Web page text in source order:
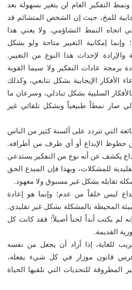
التفكير العام لن يتغير بسهولة بعد
للمخ، حيث إن الشخص المتشائم قد
اتجاه النمط التشاؤمي. ولا يعني هذا
وإنما إمكانية التغيير متاحة ولو بشكل
لإحداث هذا النوع من التغيير.
برمجة عادات التفكير ولا سيما القوية
الأفكار الإيجابية بشكل تتابعي، وكذلك
بالأفكار السلبية بشكل تبادلي، وسرعان ما
صار نمطاً طبيعياً وبشكل تلقائي غير
التي تتردد على ألسنة كثير من الناس
حظوظ الإبداع أو أي طرف من أطرافه.
يكشف عن أنه نوع من التفكير يستدعي
للمشكلات، وبهذا فإن المبدع الحق
تقابله بشكل غير مسبوق ولا معهود.
ليس خلقاً من عدم؛ وإنما هو إعادة
المحيطة بالمشكلة بشكل غير تقليدي.
لم يكتب أبداً لحناً أصيلاً؛ فقد كانت كل
القديمة.
للغاية، إذا أراد أن يجعل من نفسه
قانون موزار في كل شيء يفعله،
للتحديات التي تلقيها الحياة